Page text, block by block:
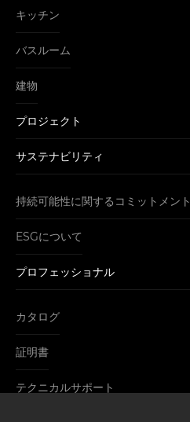
キッチン
バスルーム
建物
プロジェクト
サステナビリティ
持続可能性に関するコミットメント
ESGについて
プロフェッショナル
カタログ
証明書
テクニカルサポート